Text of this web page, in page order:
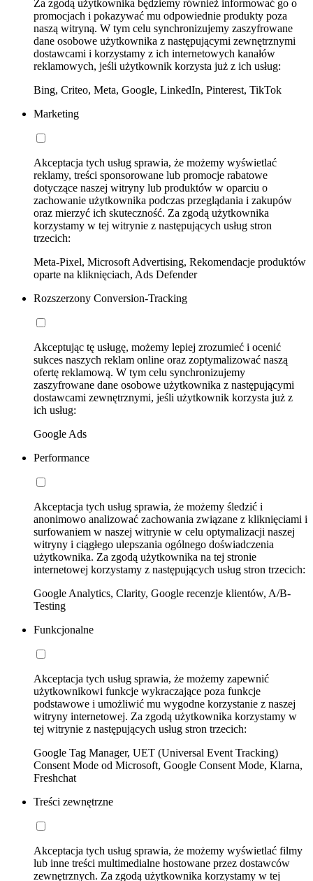
Za zgodą użytkownika będziemy również informować go o
promocjach i pokazywać mu odpowiednie produkty poza
naszą witryną. W tym celu synchronizujemy zaszyfrowane
dane osobowe użytkownika z następującymi zewnętrznymi
dostawcami i korzystamy z ich internetowych kanałów
reklamowych, jeśli użytkownik korzysta już z ich usług:
Bing, Criteo, Meta, Google, LinkedIn, Pinterest, TikTok
Marketing
Akceptacja tych usług sprawia, że możemy wyświetlać
reklamy, treści sponsorowane lub promocje rabatowe
dotyczące naszej witryny lub produktów w oparciu o
zachowanie użytkownika podczas przeglądania i zakupów
oraz mierzyć ich skuteczność. Za zgodą użytkownika
korzystamy w tej witrynie z następujących usług stron
trzecich:
Meta-Pixel, Microsoft Advertising, Rekomendacje produktów
oparte na kliknięciach, Ads Defender
Rozszerzony Conversion-Tracking
Akceptując tę usługę, możemy lepiej zrozumieć i ocenić
sukces naszych reklam online oraz zoptymalizować naszą
ofertę reklamową. W tym celu synchronizujemy
zaszyfrowane dane osobowe użytkownika z następującymi
dostawcami zewnętrznymi, jeśli użytkownik korzysta już z
ich usług:
Google Ads
Performance
Akceptacja tych usług sprawia, że możemy śledzić i
anonimowo analizować zachowania związane z kliknięciami i
surfowaniem w naszej witrynie w celu optymalizacji naszej
witryny i ciągłego ulepszania ogólnego doświadczenia
użytkownika. Za zgodą użytkownika na tej stronie
internetowej korzystamy z następujących usług stron trzecich:
Google Analytics, Clarity, Google recenzje klientów, A/B-
Testing
Funkcjonalne
Akceptacja tych usług sprawia, że możemy zapewnić
użytkownikowi funkcje wykraczające poza funkcje
podstawowe i umożliwić mu wygodne korzystanie z naszej
witryny internetowej. Za zgodą użytkownika korzystamy w
tej witrynie z następujących usług stron trzecich:
Google Tag Manager, UET (Universal Event Tracking)
Consent Mode od Microsoft, Google Consent Mode, Klarna,
Freshchat
Treści zewnętrzne
Akceptacja tych usług sprawia, że możemy wyświetlać filmy
lub inne treści multimedialne hostowane przez dostawców
zewnętrznych. Za zgodą użytkownika korzystamy w tej